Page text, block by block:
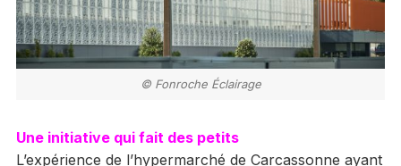
© Fonroche Éclairage
Une initiative qui fait des petits
L’expérience de l’hypermarché de Carcassonne ayant